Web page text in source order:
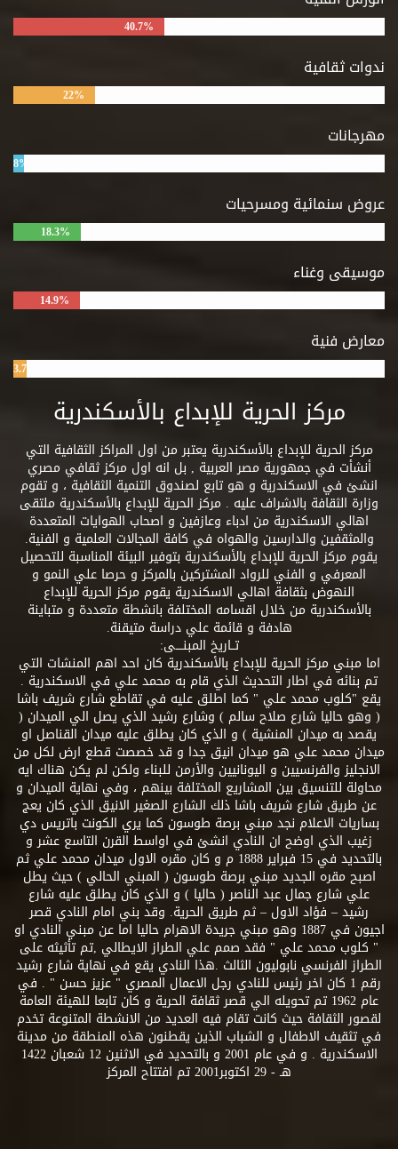
40.7%
ندوات ثقافية
22%
مهرجانات
8%
عروض سنمائية ومسرحيات
18.3%
موسيقى وغناء
14.9%
معارض فنية
3.7%
مركز الحرية للإبداع بالأسكندرية
مركز الحرية للإبداع بالأسكندرية يعتبر من اول المراكز الثقافية التي
أنشأت في جمهورية مصر العربية , بل انه اول مركز ثقافي مصري
انشئ في الاسكندرية و هو تابع لصندوق التنمية الثقافية ، و تقوم
وزارة الثقافة بالاشراف عليه . مركز الحرية للإبداع بالأسكندرية ملتقى
اهالي الاسكندرية من ادباء وعازفين و اصحاب الهوايات المتعددة
والمثقفين والدارسين والهواه في كافة المجالات العلمية و الفنية.
يقوم مركز الحرية للإبداع بالأسكندرية بتوفير البيئة المناسبة للتحصيل
المعرفي و الفني للرواد المشتركين بالمركز و حرصا علي النمو و
النهوض بثقافة اهالي الاسكندرية يقوم مركز الحرية للإبداع
بالأسكندرية من خلال اقسامه المختلفة بانشطة متعددة و متباينة
هادفة و قائمة علي دراسة متيقنة.
تــاريخ المبنــــى:
اما مبني مركز الحرية للإبداع بالأسكندرية كان احد اهم المنشات التي
تم بنائه في اطار التحديث الذي قام به محمد علي في الاسكندرية .
يقع "كلوب محمد علي " كما اطلق عليه في تقاطع شارع شريف باشا
( وهو حاليا شارع صلاح سالم ) وشارع رشيد الذي يصل الي الميدان (
يقصد به ميدان المنشية ) و الذي كان يطلق عليه ميدان القناصل او
ميدان محمد علي هو ميدان انيق جدا و قد خصصت قطع ارض لكل من
الانجليز والفرنسيين و اليونانيين والأرمن للبناء ولكن لم يكن هناك ايه
محاولة للتنسيق بين المشاريع المختلفة بينهم ، وفي نهاية الميدان و
عن طريق شارع شريف باشا ذلك الشارع الصغير الانيق الذي كان يعج
بساريات الاعلام نجد مبني برصة طوسون كما يري الكونت باتريس دي
زغيب الذي اوضح ان النادي انشئ في اواسط القرن التاسع عشر و
بالتحديد في 15 فبراير 1888 م و كان مقره الاول ميدان محمد علي ثم
اصبح مقره الجديد مبني برصة طوسون ( المبني الحالي ) حيث يطل
علي شارع جمال عبد الناصر ( حاليا ) و الذي كان يطلق عليه شارع
رشيد – فؤاد الاول – ثم طريق الحرية. وقد بني امام النادي قصر
اجيون في 1887 وهو مبني جريدة الاهرام حاليا اما عن مبني النادي او
" كلوب محمد علي " فقد صمم علي الطراز الايطالي ,تم تأثيثه على
الطراز الفرنسي نابوليون الثالث .هذا النادي يقع في نهاية شارع رشيد
رقم 1 كان اخر رئيس للنادي رجل الاعمال المصري " عزيز حسن " . في
عام 1962 تم تحويله الي قصر ثقافة الحرية و كان تابعا للهيئة العامة
لقصور الثقافة حيث كانت تقام فيه العديد من الانشطة المتنوعة تخدم
في تثقيف الاطفال و الشباب الذين يقطنون هذه المنطقة من مدينة
الاسكندرية . و في عام 2001 و بالتحديد في الاثنين 12 شعبان 1422
هـ - 29 اكتوبر2001 تم افتتاح المركز